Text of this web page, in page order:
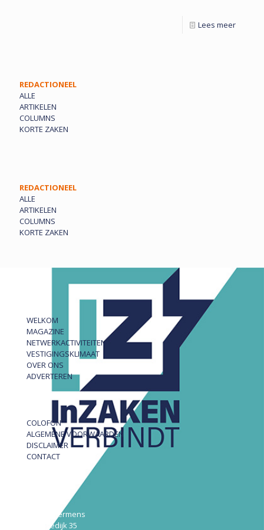
Lees meer
REDACTIONEEL
ALLE
ARTIKELEN
COLUMNS
KORTE ZAKEN
REDACTIONEEL
ALLE
ARTIKELEN
COLUMNS
KORTE ZAKEN
WELKOM
MAGAZINE
NETWERKACTIVITEITEN
VESTIGINGSKLIMAAT
OVER ONS
ADVERTEREN
COLOFON
ALGEMENE VOORWAARDEN
DISCLAIMER
CONTACT
Robert Hermens
Udensedijk 35